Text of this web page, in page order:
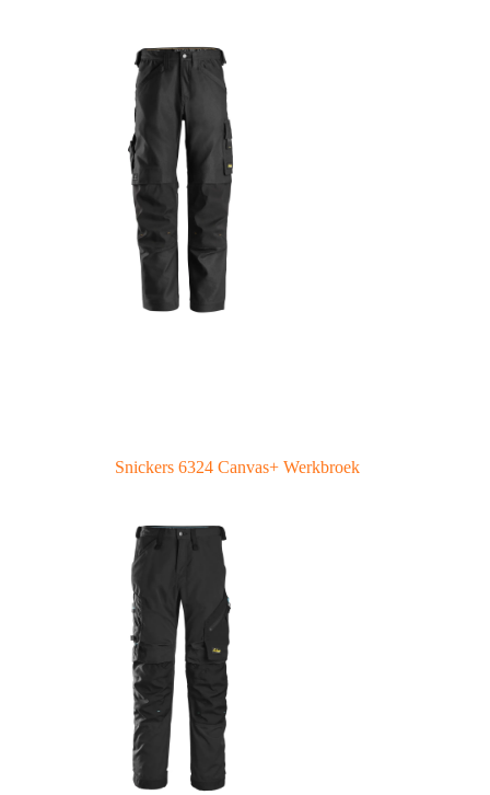
Snickers 6324 Canvas+ Werkbroek